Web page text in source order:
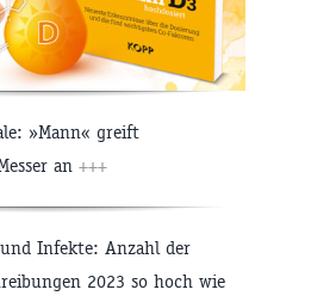
»Mann« greift
an +++
Infekte: Anzahl der
2023 so hoch wie